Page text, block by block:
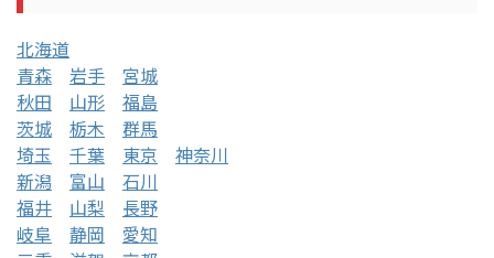
北海道
青森
岩手
宮城
秋田
山形
福島
茨城
栃木
群馬
埼玉
千葉 東京
神奈川
新潟
富山
石川
福井
山梨
長野
岐阜
静岡
愛知